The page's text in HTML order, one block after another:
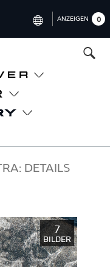
CHINA (中国（中文))
FRANCE (FRANÇAIS)
ANZEIGEN 0
DETAILS
7
BILDER